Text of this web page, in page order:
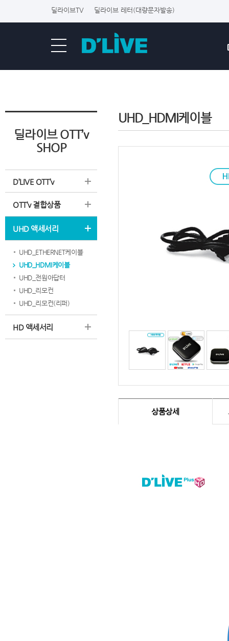
딜라이브TV 딜라이브 레터(대량문자발송)
딜라이브 OTT’v
SHOP
D’LIVE OTT’v
OTT’v 결합상품
UHD 액세서리
UHD_ETHERNET케이블
UHD_HDMI케이블
UHD_전원아답터
UHD_리모컨
UHD_리모컨(리퍼)
HD 액세서리
UHD_HDMI케이블
상품상세